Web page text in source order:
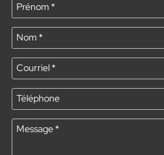
Prénom *
Nom *
Courriel*
Téléphone
Message*